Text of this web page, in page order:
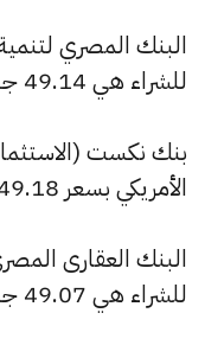
البنك المصري
للشراء هي 49.14 جنيها، وللبيع 49.24 جنيها.
بنك نكست (الاستثمار
الأمريكي بسعر 49.18 جنيها وبيعه بسعر 49.28 جنيها.
البنك العقارى
للشراء هي 49.07 جنيها، وللبيع 49.17 جنيها.